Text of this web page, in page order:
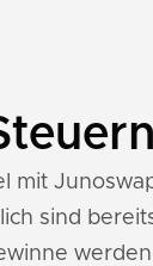
mit
sind